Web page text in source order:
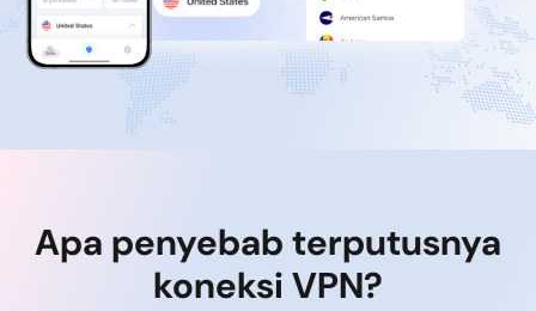
Apa penyebab terputusnya
koneksi VPN?